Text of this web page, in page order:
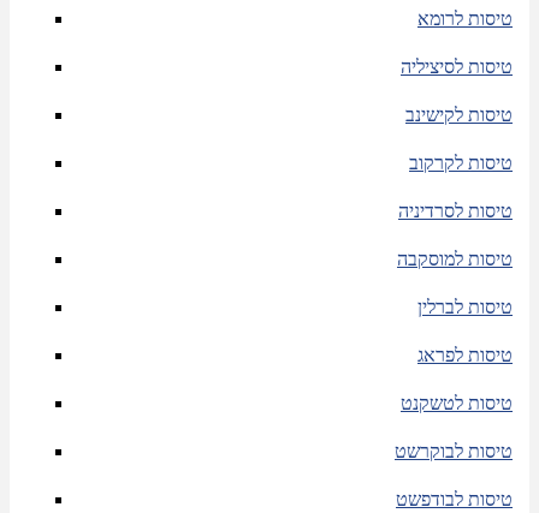
טיסות לרומא
טיסות לסיציליה
טיסות לקישינב
טיסות לקרקוב
טיסות לסרדיניה
טיסות למוסקבה
טיסות לברלין
טיסות לפראג
טיסות לטשקנט
טיסות לבוקרשט
טיסות לבודפשט